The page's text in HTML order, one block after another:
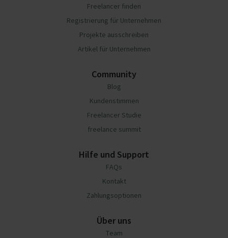
Freelancer finden
Registrierung für Unternehmen
Projekte ausschreiben
Artikel für Unternehmen
Community
Blog
Kundenstimmen
Freelancer Studie
freelance summit
Hilfe und Support
FAQs
Kontakt
Zahlungsoptionen
Über uns
Team